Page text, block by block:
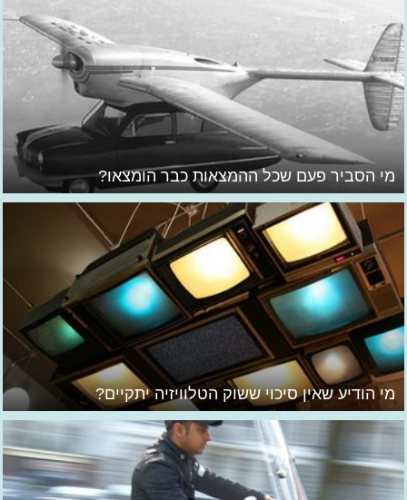
מי הסביר פעם שכל ההמצאות כבר הומצאו?
מי הודיע שאין סיכוי ששוק הטלוויזיה יתקיים?